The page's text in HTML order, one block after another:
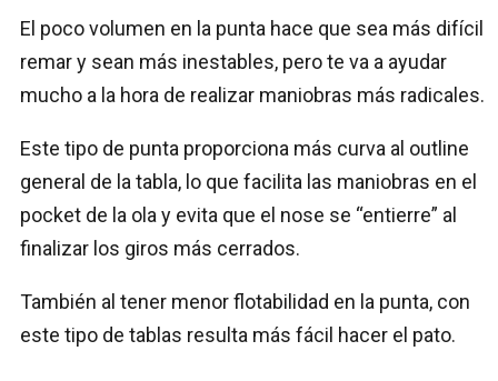
El poco volumen en la punta hace que sea más difícil
remar y sean más inestables, pero te va a ayudar
mucho a la hora de realizar maniobras más radicales.
Este tipo de punta proporciona más curva al outline
general de la tabla, lo que facilita las maniobras en el
pocket de la ola y evita que el nose se “entierre” al
finalizar los giros más cerrados.
También al tener menor flotabilidad en la punta, con
este tipo de tablas resulta más fácil hacer el pato.